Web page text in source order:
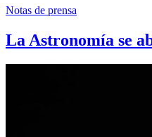
Notas de prensa
La Astronomía se